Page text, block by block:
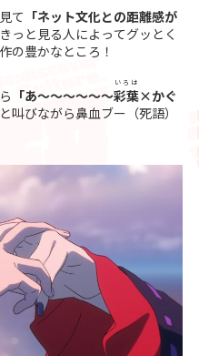
て 「ネット文化との距離感が
と見る人によってグッとく
の豊かなところ！
「あ〜〜〜〜〜〜彩葉
いろは
×かぐ
と叫びながら鼻血ブー（死語）